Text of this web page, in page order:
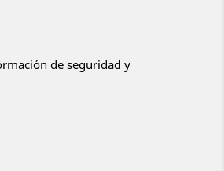
de seguridad y